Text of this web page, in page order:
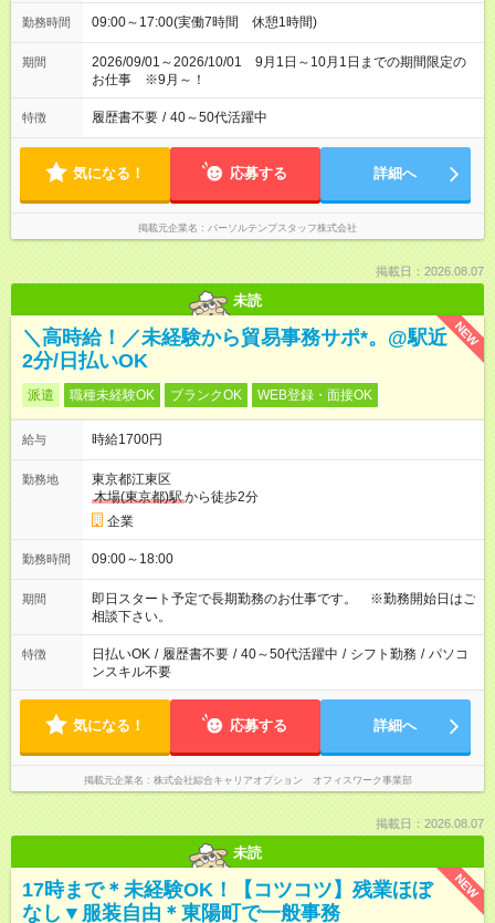
勤務時間 09:00～17:00(実働7時間 休憩1時間)
期間
2026/09/01～2026/10/01 9月1日～10月1日までの期間限定の
お仕事 ※9月～！
特徴 履歴書不要 / 40～50代活躍中
気になる！ 応募する 詳細へ
掲載元企業名 パーソルテンプスタッフ株式会社
掲載日：2026.08.07
未読
NEW
＼高時給！／未経験から貿易事務サポ*。@駅近
2分/日払いOK
派遣 職種未経験OK ブランクOK WEB登録・面接OK
給与 時給1700円
勤務地
東京都江東区
木場(東京都)駅から徒歩2分
企業
勤務時間 09:00～18:00
期間
即日スタート予定で長期勤務のお仕事です。 ※勤務開始日はご
相談下さい。
特徴 日払いOK / 履歴書不要 / 40～50代活躍中 / シフト勤務 / パソコ
ンスキル不要
気になる！ 応募する 詳細へ
掲載元企業名 株式会社綜合キャリアオプション オフィスワーク事業部
掲載日：2026.08.07
未読
NEW
17時まで＊未経験OK！【コツコツ】残業ほぼ
なし▼服装自由＊東陽町で一般事務